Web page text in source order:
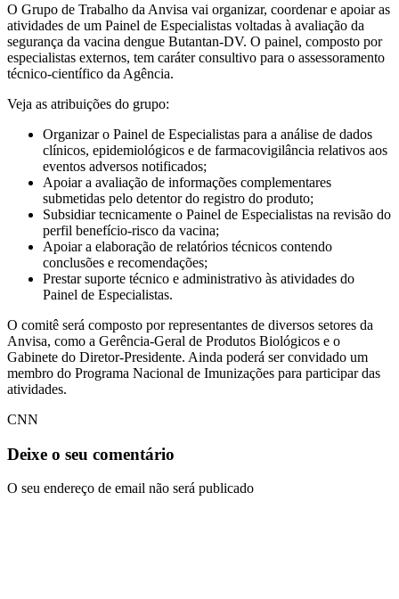
O Grupo de Trabalho da Anvisa vai organizar, coordenar e apoiar as
atividades de um Painel de Especialistas voltadas à avaliação da
segurança da vacina dengue Butantan-DV. O painel, composto por
especialistas externos, tem caráter consultivo para o assessoramento
técnico-científico da Agência.
Veja as atribuições do grupo:
Organizar o Painel de Especialistas para a análise de dados
clínicos, epidemiológicos e de farmacovigilância relativos aos
eventos adversos notificados;
Apoiar a avaliação de informações complementares
submetidas pelo detentor do registro do produto;
Subsidiar tecnicamente o Painel de Especialistas na revisão do
perfil benefício-risco da vacina;
Apoiar a elaboração de relatórios técnicos contendo
conclusões e recomendações;
Prestar suporte técnico e administrativo às atividades do
Painel de Especialistas.
O comitê será composto por representantes de diversos setores da
Anvisa, como a Gerência-Geral de Produtos Biológicos e o
Gabinete do Diretor-Presidente. Ainda poderá ser convidado um
membro do Programa Nacional de Imunizações para participar das
atividades.
CNN
Deixe o seu comentário
O seu endereço de email não será publicado